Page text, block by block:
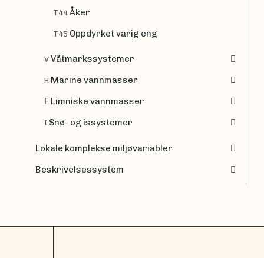
T44 Åker
T45 Oppdyrket varig eng
V Våtmarkssystemer
H Marine vannmasser
F Limniske vannmasser
I Snø- og issystemer
Lokale komplekse miljøvariabler
Beskrivelsessystem